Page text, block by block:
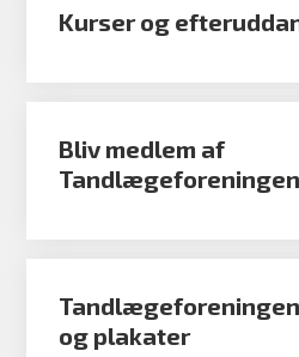
Kurser og
Bliv medlem af
Tandlægeforeningen
og plakater